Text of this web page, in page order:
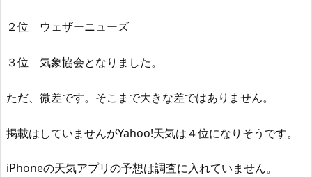
２位 ウェザーニューズ
３位 気象協会となりました。
ただ、微差です。そこまで大きな差ではありません。
掲載はしていませんがYahoo!天気は４位になりそうです。
iPhoneの天気アプリの予想は調査に入れていません。